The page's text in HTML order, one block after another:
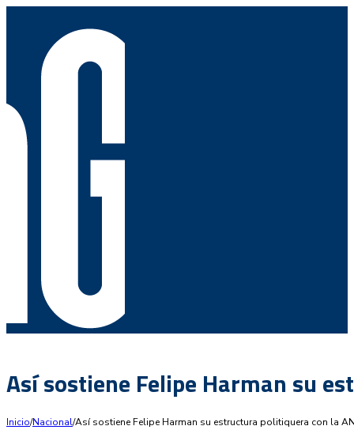
Así sostiene Felipe Harman su
Inicio/Nacional/Así sostiene Felipe Harman su estructura politiquera con la